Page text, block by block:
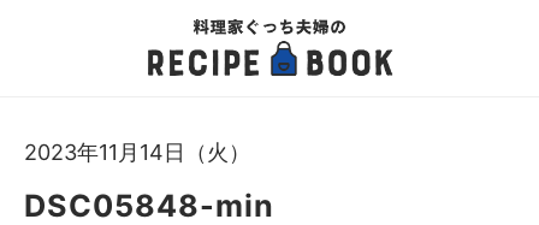
2023年11月14日（火）
DSC05848-min